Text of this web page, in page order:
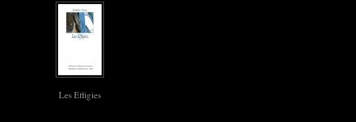
Les Effigies